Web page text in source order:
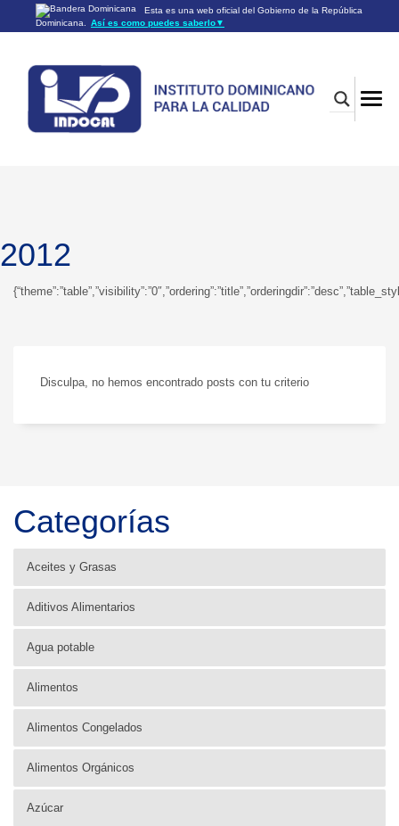
Esta es una web oficial del Gobierno de la República
Dominicana.
Así es como puedes saberlo▼
Los sitios web oficiales utilizan .gob.do o .gov.do
Los sitios web oficiales .gob.do o .gov.do seguros utilizan
HTTPS
Un candado (🔒) o
https://
significa que estás conectado a un
sitio seguro dentro de .gob.do o .gov.do. Comparte información
confidencial sólo en los sitios seguros de .gob.do o .gov.do.
2012
Disculpa, no hemos encontrado posts con tu criterio
Categorías
Aceites y Grasas
Aditivos Alimentarios
Agua potable
Alimentos
Alimentos Congelados
Alimentos Orgánicos
Azúcar